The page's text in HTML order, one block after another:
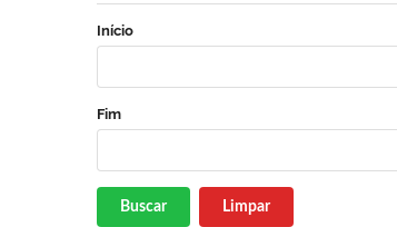
Início
Fim
Buscar Limpar